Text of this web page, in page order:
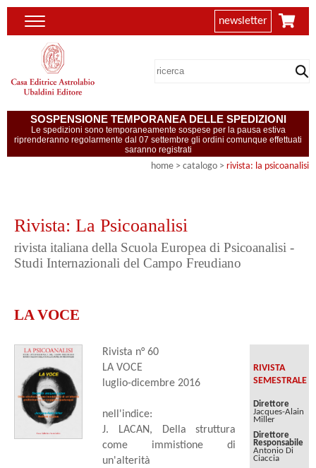
newsletter
SOSPENSIONE TEMPORANEA DELLE SPEDIZIONI
Le spedizioni sono temporaneamente sospese per la pausa estiva
riprenderanno regolarmente dal 07 settembre gli ordini comunque effettuati
saranno registrati
home > catalogo > rivista: la psicoanalisi
Rivista: La Psicoanalisi
rivista italiana della Scuola Europea di Psicoanalisi -
Studi Internazionali del Campo Freudiano
LA VOCE
Rivista n° 60
LA VOCE
luglio-dicembre 2016
nell'indice:
J. LACAN, Della struttura
come immistione di
un'alterità
RIVISTA
SEMESTRALE
Direttore
Jacques-Alain
Miller
Direttore
Responsabile
Antonio Di
Ciaccia